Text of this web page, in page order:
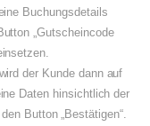
Buchungsdetails
„Gutscheincode
der Kunde dann auf
Daten hinsichtlich der
Button „Bestätigen“.